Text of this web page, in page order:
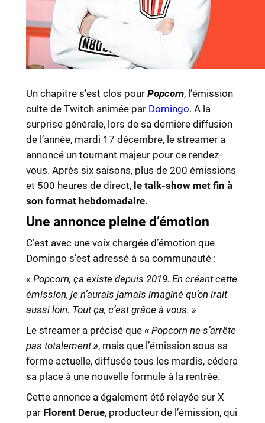
Un chapitre s’est clos pour Popcorn, l’émission
culte de Twitch animée par Domingo. A la
surprise générale, lors de sa dernière diffusion
de l’année, mardi 17 décembre, le streamer a
annoncé un tournant majeur pour ce rendez-
vous. Après six saisons, plus de 200 émissions
et 500 heures de direct, le talk-show met fin à
son format hebdomadaire.
Une annonce pleine d’émotion
C’est avec une voix chargée d’émotion que
Domingo s’est adressé à sa communauté :
« Popcorn, ça existe depuis 2019. En créant cette
émission, je n’aurais jamais imaginé qu’on irait
aussi loin. Tout ça, c’est grâce à vous. »
Le streamer a précisé que « Popcorn ne s’arrête
pas totalement», mais que l’émission sous sa
forme actuelle, diffusée tous les mardis, cédera
sa place à une nouvelle formule à la rentrée.
Cette annonce a également été relayée sur X
par Florent Derue, producteur de l’émission, qui